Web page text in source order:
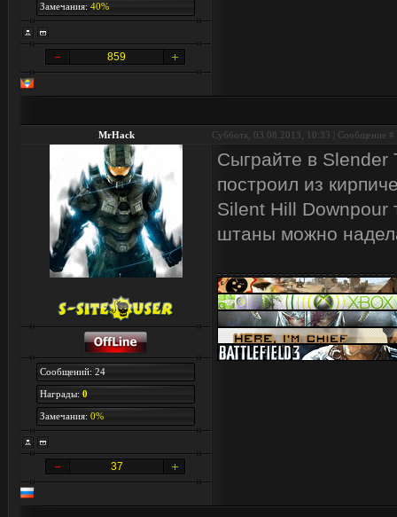
Замечания: 40%
859
MrHack Суббота, 03.08.2013, 10:33 | Сообщение #
Сообщений: 24
Награды: 0
Замечания: 0%
37
Сыграйте в Slender
построил из
Silent Hill Downpour
штаны можно